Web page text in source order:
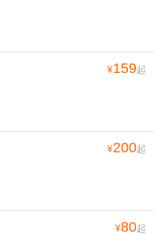
¥159起
¥200起
¥80起